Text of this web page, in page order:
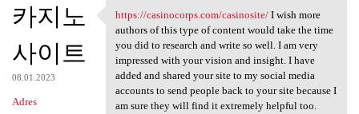
카지노
사이트
08.01.2023
Adres
https://casinocorps.com
https://casinocorps.com/casinosite/I wish more
authors of this type of content would take the time
you did to research and write so well. I am very
impressed with your vision and insight. I have
added and shared your site to my social media
accounts to send people back to your site because I
am sure they will find it extremely helpful too.